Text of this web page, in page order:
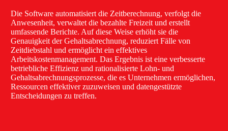
Die Software automatisiert die Zeitberechnung, verfolgt die
Anwesenheit, verwaltet die bezahlte Freizeit und erstellt
umfassende Berichte. Auf diese Weise erhöht sie die
Genauigkeit der Gehaltsabrechnung, reduziert Fälle von
Zeitdiebstahl und ermöglicht ein effektives
Arbeitskostenmanagement. Das Ergebnis ist eine verbesserte
betriebliche Effizienz und rationalisierte Lohn- und
Gehaltsabrechnungsprozesse, die es Unternehmen ermöglichen,
Ressourcen effektiver zuzuweisen und datengestützte
Entscheidungen zu treffen.